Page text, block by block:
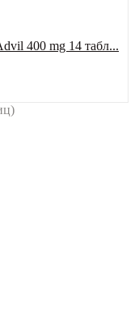
400 mg 14 табл...